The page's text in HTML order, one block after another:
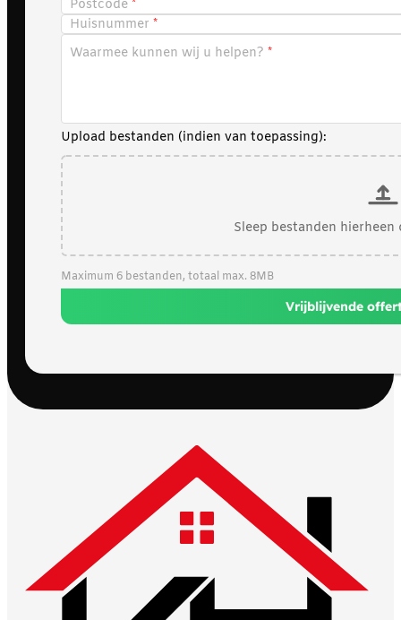
Postcode
Huisnummer
Waarmee kunnen wij u helpen?
Upload bestanden (indien van toepassing):
Sleep bestanden
Maximum 6 bestanden, totaal max. 8MB
Vrijblijvende